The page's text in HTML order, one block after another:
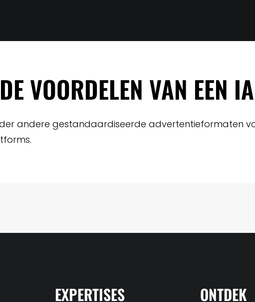
VOORDELEN VAN EEN
andere gestandaardiseerde advertentieformaten
EXPERTISES ONTDEK